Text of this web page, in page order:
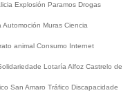
Explosión Paramos Drogas
Automoción Muras Ciencia
animal Consumo Internet
Lotaría Alfoz Castrelo de
San Amaro Tráfico Discapacidade